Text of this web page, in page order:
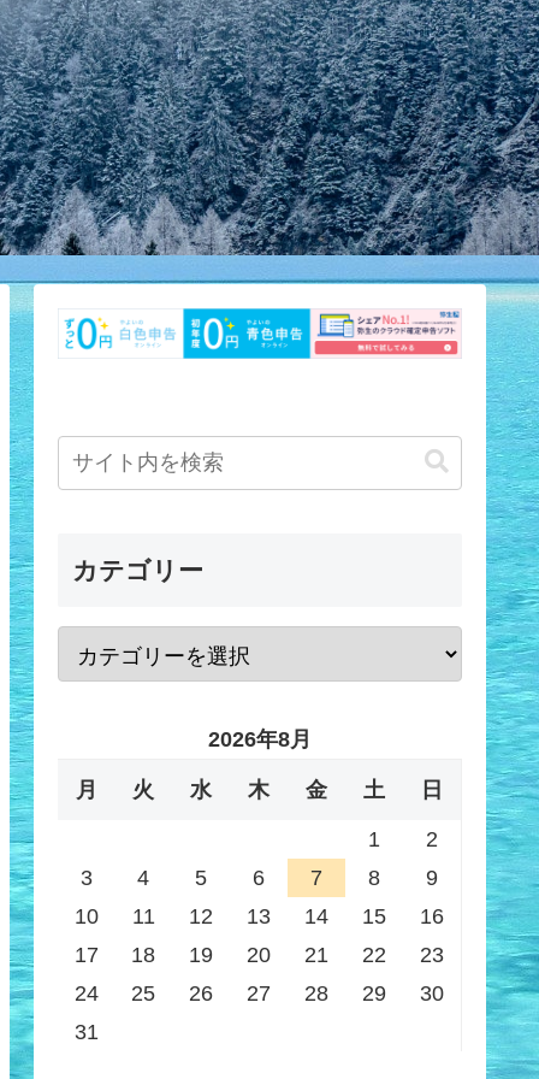
カテゴリー
2026年8月
月 火 水 木 金 土 日
1
2
3
4 5 6 7 8
9
10
11 12 13 14 15
16
17
18 19 20 21 22
23
24
25 26 27 28 29
30
31